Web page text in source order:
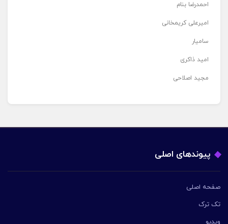
احمدرضا بنام
امیرعلی کریمخانی
سامیار
امید ذاکری
مجید اصلاحی
پیوندهای اصلی
صفحه اصلی
تک ترک
ویدیو